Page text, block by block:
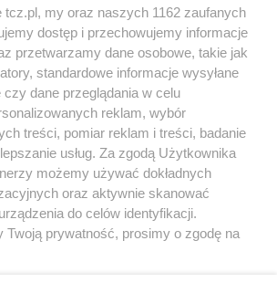
PRYWATNOŚCI HOSTING
RSS FACEBOOK KONTAKT
Nasze serwisy
Muzyka i kultura
Archiwum wydarzeń
tcz.pl, my oraz naszych 1162 zaufanych
dostęp i przechowujemy informacje
przetwarzamy dane osobowe, takie jak
standardowe informacje wysyłane
dane przeglądania w celu
reklam, wybór
treści, pomiar reklam i treści, badanie
usług. Za zgodą Użytkownika
możemy używać dokładnych
oraz aktywnie skanować
do celów identyfikacji.
Twoją prywatność, prosimy o zgodę na